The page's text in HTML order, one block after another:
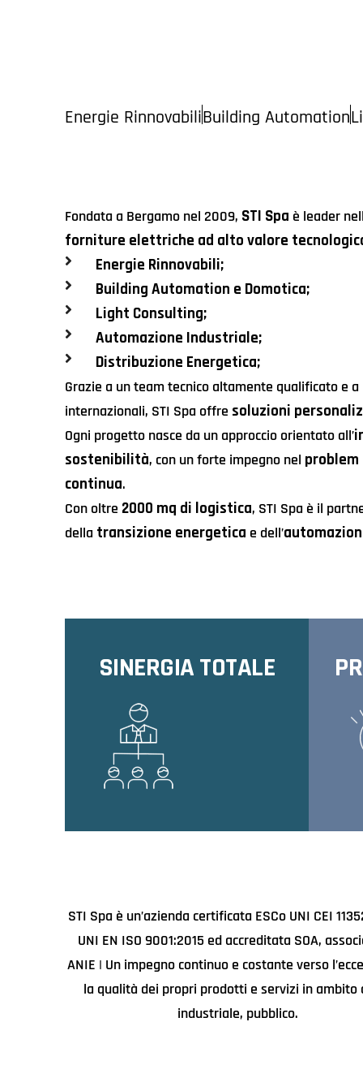
Energie RinnovabiliBuilding Automation
Fondata a Bergamo nel 2009, STI Spa è leader
forniture elettriche ad alto valore
Energie Rinnovabili;
Building Automation e Domotica;
Light Consulting;
Automazione Industriale;
Distribuzione Energetica;
Grazie a un team tecnico altamente qualificato e
internazionali, STI Spa offre soluzioni
Ogni progetto nasce da un approccio orientato all’
sostenibilità, con un forte impegno nel
continua.
Con oltre 2000 mq di logistica, STI Spa è il
della transizione energetica e dell’
SINERGIA TOTALE
STI Spa è un’azienda certificata ESCo UNI CEI
UNI EN ISO 9001:2015 ed accreditata SOA,
ANIE | Un impegno continuo e costante verso
la qualità dei propri prodotti e servizi in ambito
industriale, pubblico.